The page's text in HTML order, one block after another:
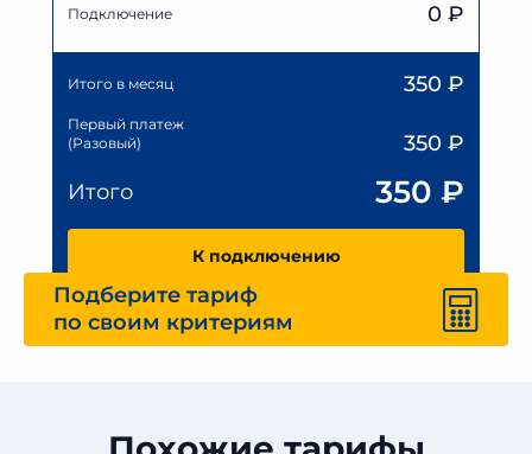
Подключение 0 ₽
Итого в месяц 350 ₽
Первый платеж
(Разовый)
350 ₽
Итого
350 ₽
К подключению
Подберите тариф
по своим критериям